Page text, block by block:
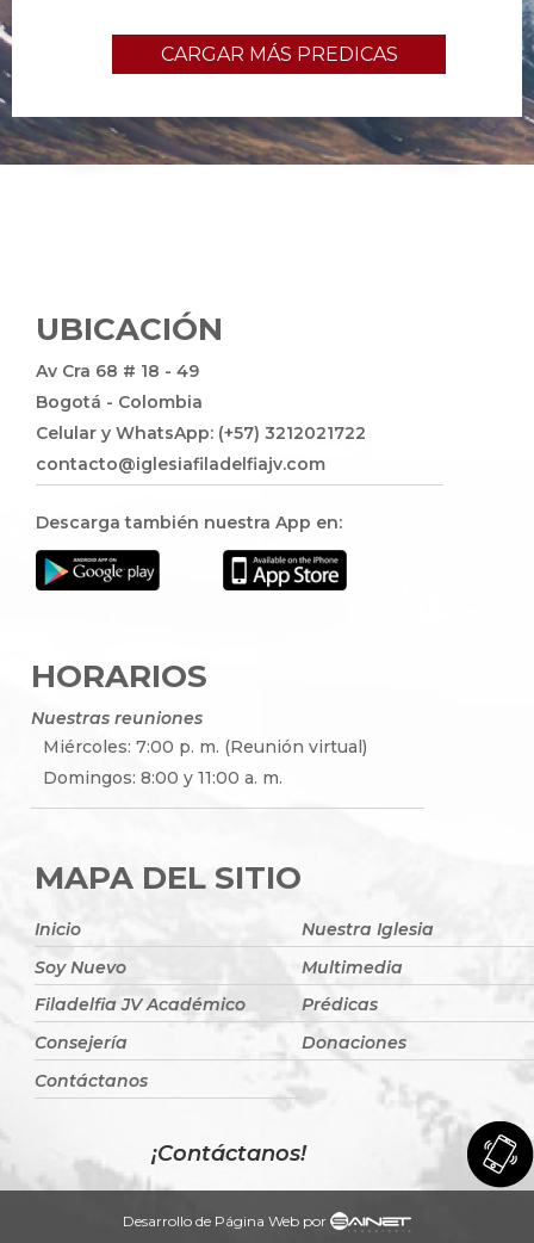
CARGAR MÁS PREDICAS
UBICACIÓN
Av Cra 68 # 18 - 49
Bogotá - Colombia
Celular y WhatsApp: (+57) 3212021722
contacto@iglesiafiladelfiajv.com
Descarga también nuestra App en:
HORARIOS
Nuestras reuniones
Miércoles: 7:00 p. m. (Reunión virtual)
Domingos: 8:00 y 11:00 a. m.
MAPA DEL SITIO
Inicio
Nuestra Iglesia
Soy Nuevo
Multimedia
Filadelfia JV Académico
Prédicas
Consejería
Donaciones
Contáctanos
¡Contáctanos!
Desarrollo de Página Web por